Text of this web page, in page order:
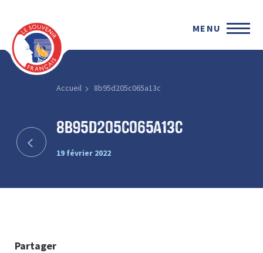
MENU
Accueil 8b95d205c065a13c
8b95d205c065a13c
19 février 2022
Partager